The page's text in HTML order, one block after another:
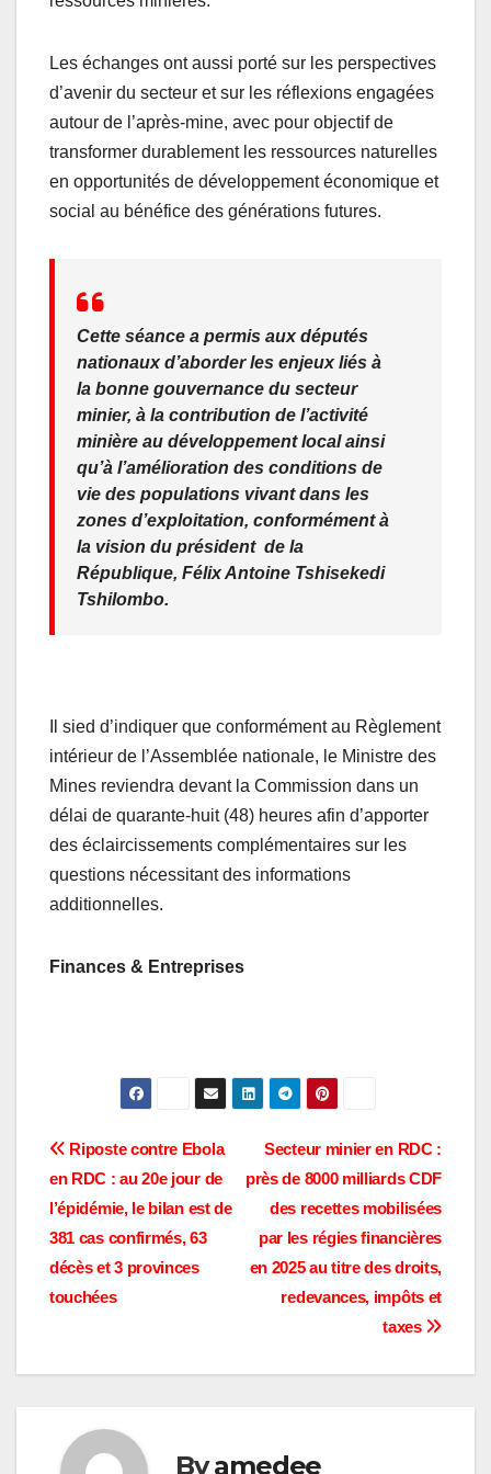
Les échanges ont aussi porté sur les perspectives
d’avenir du secteur et sur les réflexions engagées
autour de l’après-mine, avec pour objectif de
transformer durablement les ressources naturelles
en opportunités de développement économique et
social au bénéfice des générations futures.
Cette séance a permis aux députés
nationaux d’aborder les enjeux liés à
la bonne gouvernance du secteur
minier, à la contribution de l’activité
minière au développement local ainsi
qu’à l’amélioration des conditions de
vie des populations vivant dans les
zones d’exploitation, conformément à
la vision du président de la
République, Félix Antoine Tshisekedi
Tshilombo.
Il sied d’indiquer que conformément au Règlement
intérieur de l’Assemblée nationale, le Ministre des
Mines reviendra devant la Commission dans un
délai de quarante-huit (48) heures afin d’apporter
des éclaircissements complémentaires sur les
questions nécessitant des informations
additionnelles.
Finances & Entreprises
Navigation
de
l’article
Secteur minier en RDC :
près de 8000 milliards CDF
des recettes mobilisées
par les régies financières
en 2025 au titre des droits,
redevances, impôts et
taxes
Riposte contre Ebola
en RDC : au 20e jour de
l’épidémie, le bilan est de
381 cas confirmés, 63
décès et 3 provinces
touchées
Byamedee